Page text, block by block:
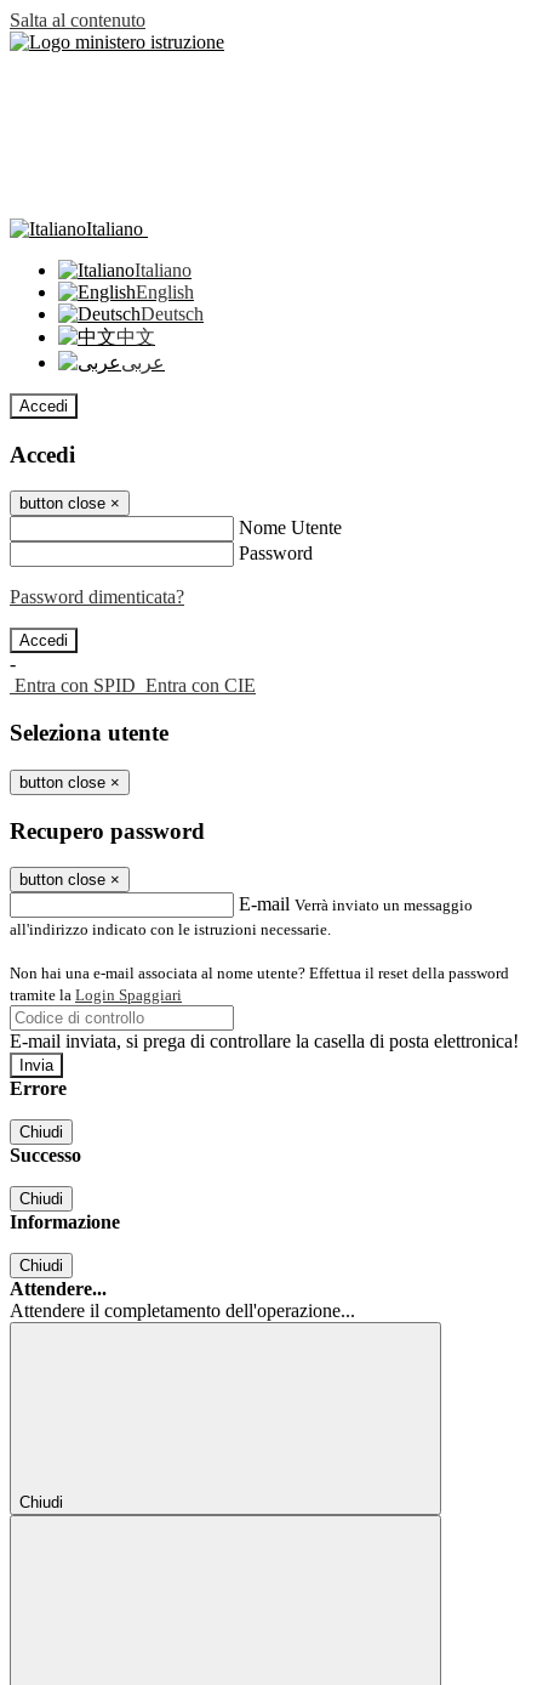
Salta al contenuto
Italiano
Italiano
English
Deutsch
中文
عربى
Accedi
Accedi
button close ×
Nome Utente
Password
Password dimenticata?
-
Entra con SPID Entra con CIE
Seleziona utente
button close ×
Recupero password
button close ×
E-mail Verrà inviato un messaggio
all'indirizzo indicato con le istruzioni necessarie.
Non hai una e-mail associata al nome utente? Effettua il reset della password
tramite la Login Spaggiari
E-mail inviata, si prega di controllare la casella di posta elettronica!
Errore
Chiudi
Successo
Chiudi
Informazione
Chiudi
Attendere...
Attendere il completamento dell'operazione...
Chiudi